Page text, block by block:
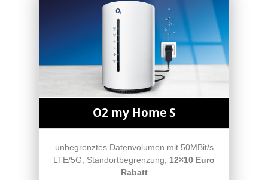
O2 my Home S
unbegrenztes Datenvolumen mit 50MBit/s
LTE/5G, Standortbegrenzung, 12×10 Euro
Rabatt